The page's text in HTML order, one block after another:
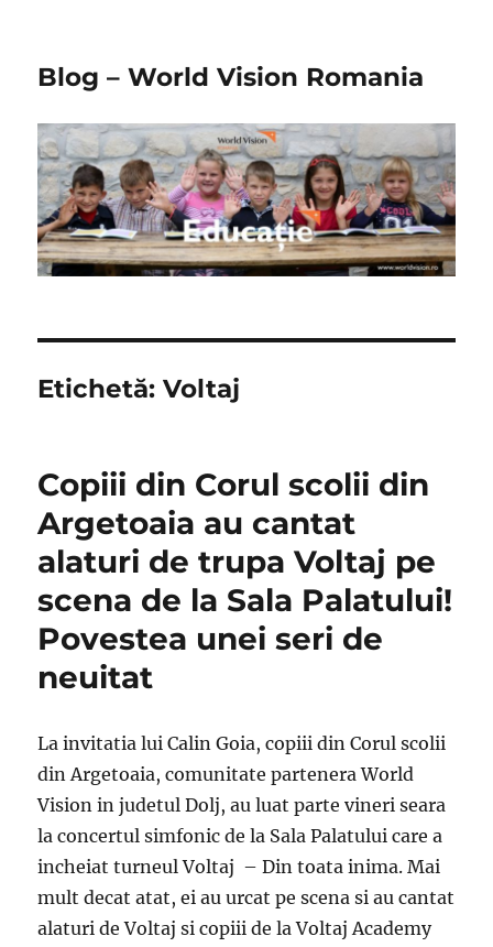
Blog – World Vision Romania
Etichetă:Voltaj
Copiii din Corul scolii din
Argetoaia au cantat
alaturi de trupa Voltaj pe
scena de la Sala Palatului!
Povestea unei seri de
neuitat
La invitatia lui Calin Goia, copiii din Corul scolii
din Argetoaia, comunitate partenera World
Vision in judetul Dolj, au luat parte vineri seara
la concertul simfonic de la Sala Palatului care a
incheiat turneul Voltaj – Din toata inima. Mai
mult decat atat, ei au urcat pe scena si au cantat
alaturi de Voltaj si copiii de la Voltaj Academy